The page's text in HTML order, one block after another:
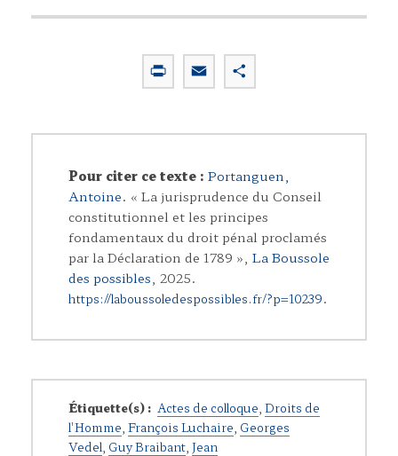
r
n
m
i
a
t
g
e
r
Pour citer ce texte : Portanguen,
Antoine. « La jurisprudence du Conseil
constitutionnel et les principes
fondamentaux du droit pénal proclamés
par la Déclaration de 1789 », La Boussole
des possibles, 2025.
https://laboussoledespossibles.fr/?p=10239.
Étiquette(s) : Actes de colloque Droits de
l'Homme François Luchaire Georges
Vedel Guy Braibant Jean